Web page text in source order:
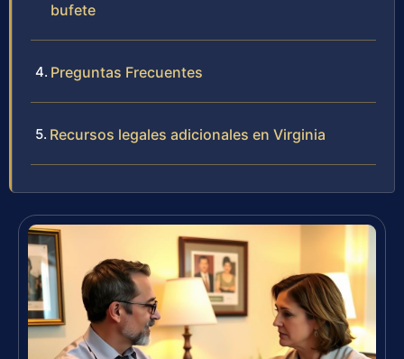
bufete
Preguntas Frecuentes
Recursos legales adicionales en Virginia